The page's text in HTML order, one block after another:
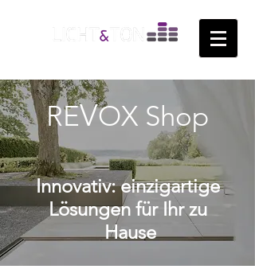
REVOX Shop
Innovativ: einzigartige
Lösungen für Ihr zu
Hause